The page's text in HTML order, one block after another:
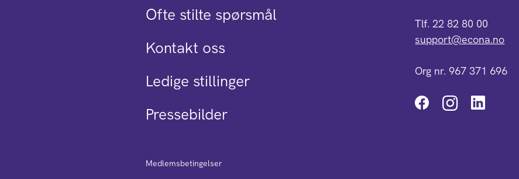
Ofte stilte spørsmål
Kontakt oss
Ledige stillinger
Pressebilder
Medlemsbetingelser
Tlf. 22 82 80 00
support@econa.no
Org nr. 967 371 696
Instagram